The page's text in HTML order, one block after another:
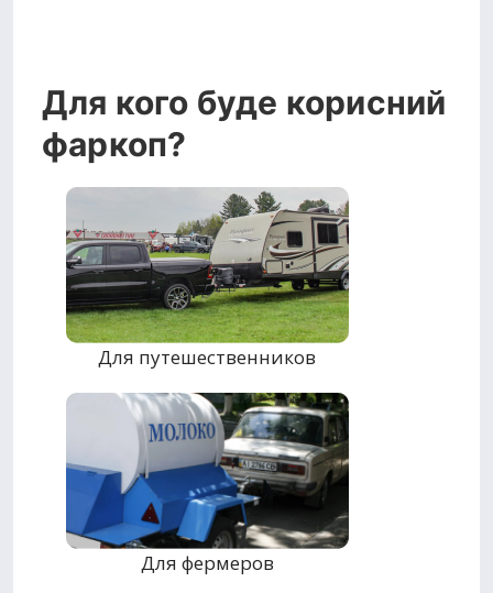
Для кого буде корисний
фаркоп?
Для путешественников
Для фермеров